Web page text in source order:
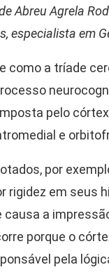
Abreu Agrela
especialista em
como a tríade
pelo
e
por
rigidez em seus
a
porque o
pela